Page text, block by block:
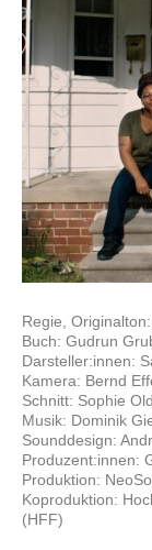
Regie, Originalton:
Buch: Gudrun
Darsteller:innen:
Kamera: Bernd
Schnitt: Sophie
Musik: Dominik
Sounddesign:
Produzent:innen:
Produktion:
Koproduktion:
(HFF)